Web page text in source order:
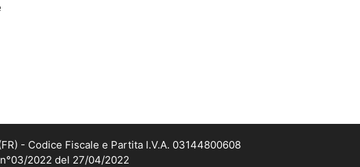
- Codice Fiscale e Partita I.V.A. 03144800608
2022 del 27/04/2022